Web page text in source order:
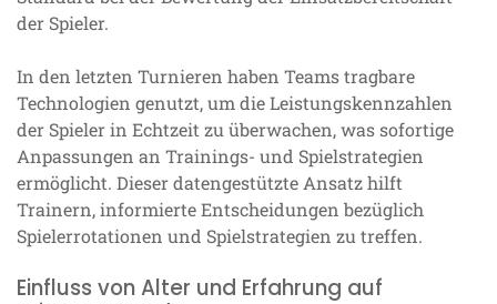
der Spieler.
In den letzten Turnieren haben Teams tragbare
Technologien genutzt, um die Leistungskennzahlen
der Spieler in Echtzeit zu überwachen, was sofortige
Anpassungen an Trainings- und Spielstrategien
ermöglicht. Dieser datengestützte Ansatz hilft
Trainern, informierte Entscheidungen bezüglich
Spielerrotationen und Spielstrategien zu treffen.
Einfluss von Alter und Erfahrung auf